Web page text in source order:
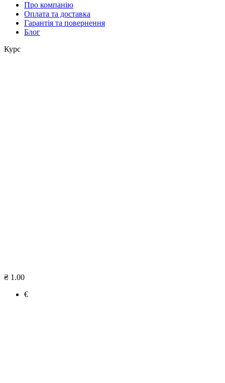
Про компанію
Оплата та доставка
Гарантія та повернення
Блог
Курс
₴ 1.00
€